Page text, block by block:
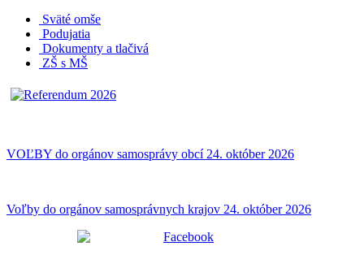
Sväté omše
Podujatia
Dokumenty a tlačivá
ZŠ s MŠ
VOĽBY do orgánov samosprávy obcí 24. október 2026
Voľby do orgánov samosprávnych krajov 24. október 2026